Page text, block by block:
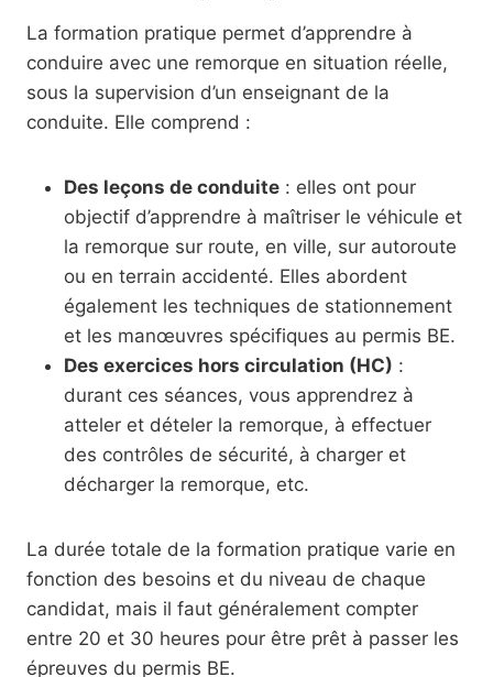
La formation pratique permet d’apprendre à
conduire avec une remorque en situation réelle,
sous la supervision d’un enseignant de la
conduite. Elle comprend :
Des leçons de conduite : elles ont pour
objectif d’apprendre à maîtriser le véhicule et
la remorque sur route, en ville, sur autoroute
ou en terrain accidenté. Elles abordent
également les techniques de stationnement
et les manœuvres spécifiques au permis BE.
Des exercices hors circulation (HC) :
durant ces séances, vous apprendrez à
atteler et dételer la remorque, à effectuer
des contrôles de sécurité, à charger et
décharger la remorque, etc.
La durée totale de la formation pratique varie en
fonction des besoins et du niveau de chaque
candidat, mais il faut généralement compter
entre 20 et 30 heures pour être prêt à passer les
épreuves du permis BE.